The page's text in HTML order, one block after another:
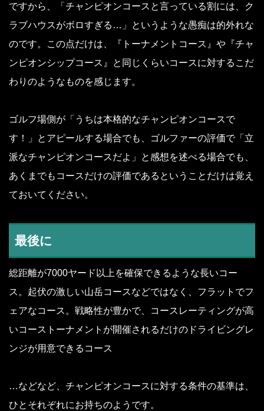
ですから、「チャンピオンコースと言っている割には、ク
ラブハウスがボロすぎる…」というような愚痴は的外れな
のです。この点だけは、『トーナメントコース』や『チャ
ンピオンシップコース』と同じくらいコースに対するこだ
わりのようなものを感じます。
ゴルフ場側が「うちは本格的なチャンピオンコースで
す！」とアピールする場合でも、ゴルファーの評価で「立
派なチャンピオンコースだよ」と感想を述べる場合でも、
あくまでもコースだけの評価であるということだけは覚え
ておいてください。
最後に
総距離が7000ヤード以上を確保できるような長いコー
ス。起伏の激しい山岳コースなどではなく、フラットでフ
ェアなコース。戦略性が豊かで、コースレーティングが高
いコーストーナメントが開催されるだけのドライビングレ
ンジが用意できるコース
…などなど、チャンピオンコースに対する条件の基準は、
ひとそれぞれにお持ちのようです。